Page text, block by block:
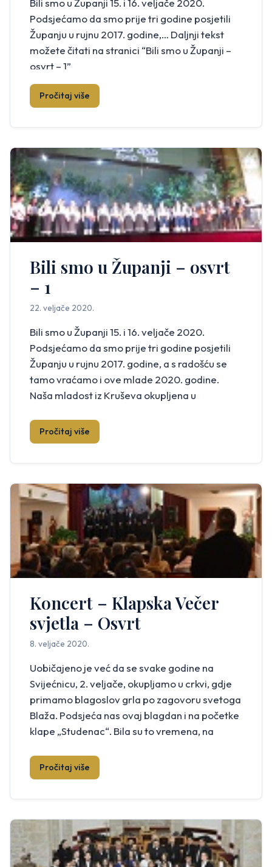
Bili smo u Županji 15. i 16. veljače 2020.
Podsjećamo da smo prije tri godine posjetili
Županju u rujnu 2017. godine,… Daljnji tekst
možete čitati na stranici “Bili smo u Županji –
osvrt – 1”
Pročitaj više
Bili smo u Županji – osvrt
– 1
22. veljače 2020.
Bili smo u Županji 15. i 16. veljače 2020.
Podsjećamo da smo prije tri godine posjetili
Županju u rujnu 2017. godine, a s radošću se
tamo vraćamo i ove mlade 2020. godine.
Naša mladost iz Kruševa okupljena u
tamburaškom orkestru, u ranim jutarnjim
satima polazi autobusom prema Rodoču. U
Pročitaj više
Koncert – Klapska Večer
svjetla – Osvrt
8. veljače 2020.
Uobičajeno je već da se svake godine na
Svijećnicu, 2. veljače, okupljamo u crkvi, gdje
primamo blagoslov grla po zagovoru svetoga
Blaža. Podsjeća nas ovaj blagdan i na početke
klape „Studenac“. Bila su to vremena, na
krupne pahulje snijega, u mećavi naše
bezizlaznoj. Točnije, u toj […]
Pročitaj više